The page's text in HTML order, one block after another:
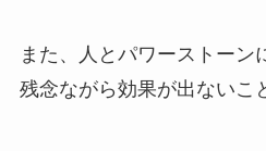
また、人とパワーストーン
残念ながら効果が出ないこ